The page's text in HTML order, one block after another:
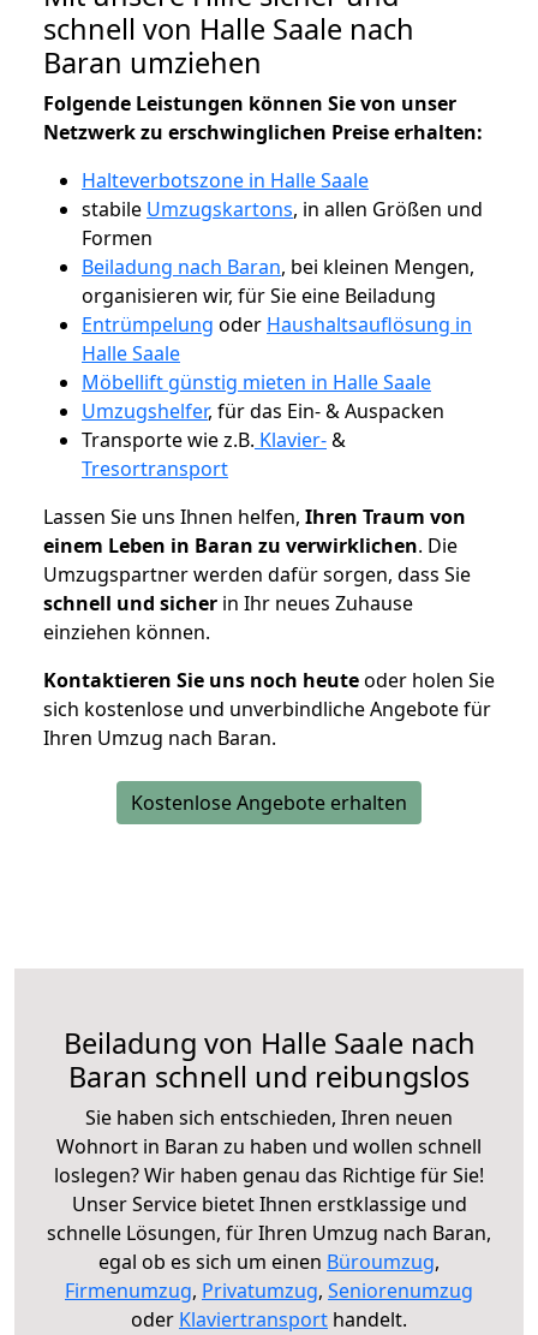
schnell von Halle Saale nach
Baran umziehen
Folgende Leistungen können Sie von unser
Netzwerk zu erschwinglichen Preise erhalten:
Halteverbotszone in Halle Saale
stabile Umzugskartons, in allen Größen und
Formen
Beiladung nach Baran, bei kleinen Mengen,
organisieren wir, für Sie eine Beiladung
Entrümpelung oder Haushaltsauflösung in
Halle Saale
Möbellift günstig mieten in Halle Saale
Umzugshelfer, für das Ein- & Auspacken
Transporte wie z.B. Klavier-&
Tresortransport
Lassen Sie uns Ihnen helfen, Ihren Traum von
einem Leben in Baran zu verwirklichen. Die
Umzugspartner werden dafür sorgen, dass Sie
schnell und sicher in Ihr neues Zuhause
einziehen können.
Kontaktieren Sie uns noch heuteoder holen Sie
sich kostenlose und unverbindliche Angebote für
Ihren Umzug nach Baran.
Kostenlose Angebote erhalten
Beiladung von Halle Saale nach
Baran schnell und reibungslos
Sie haben sich entschieden, Ihren neuen
Wohnort in Baran zu haben und wollen schnell
loslegen? Wir haben genau das Richtige für Sie!
Unser Service bietet Ihnen erstklassige und
schnelle Lösungen, für Ihren Umzug nach Baran,
egal ob es sich um einen Büroumzug,
Firmenumzug, Privatumzug, Seniorenumzug
oder Klaviertransport handelt.